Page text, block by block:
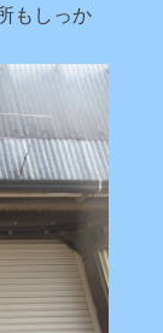
もしっか